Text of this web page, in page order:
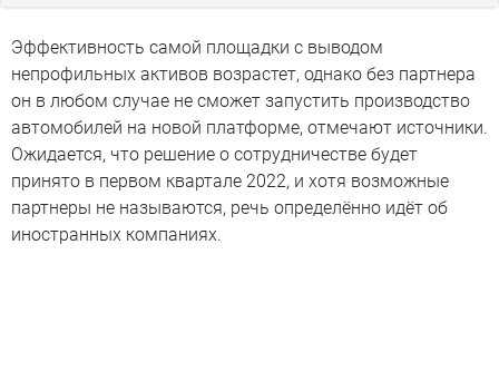
Эффективность самой площадки с выводом
непрофильных активов возрастет, однако без партнера
он в любом случае не сможет запустить производство
автомобилей на новой платформе, отмечают источники.
Ожидается, что решение о сотрудничестве будет
принято в первом квартале 2022, и хотя возможные
партнеры не называются, речь определённо идёт об
иностранных компаниях.